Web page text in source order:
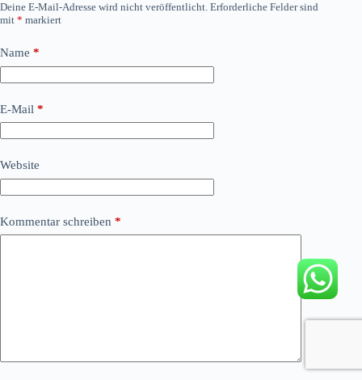
Deine E-Mail-Adresse wird nicht veröffentlicht. Erforderliche Felder sind
mit * markiert
Name *
E-Mail *
Website
Kommentar schreiben *